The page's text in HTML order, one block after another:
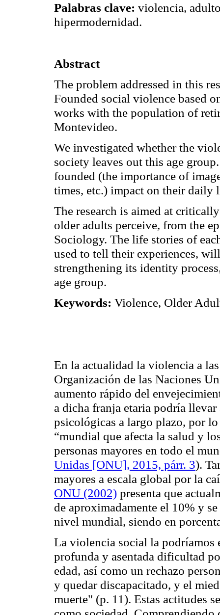
Palabras clave: violencia,
hipermodernidad.
Abstract
The problem addressed in this
Founded social violence based
works with the population of
Montevideo.
We investigated whether the
society leaves out this age
founded (the importance of
times, etc.) impact on their
The research is aimed at
older adults perceive, from the
Sociology. The life stories of
used to tell their experiences,
strengthening its identity
age group.
Keywords: Violence, Older
En la actualidad la violencia a
Organización de las Naciones
aumento rápido del
a dicha franja etaria podría
psicológicas a largo plazo, por
“mundial que afecta la salud y
personas mayores en todo el
Unidas [ONU], 2015, párr. 3).
mayores a escala global por la
ONU (2002) presenta que
de aproximadamente el 10% y
nivel mundial, siendo en
La violencia social la podríamos
profunda y asentada dificultad
edad, así como un rechazo
y quedar discapacitado, y el
muerte" (p. 11). Estas actitudes